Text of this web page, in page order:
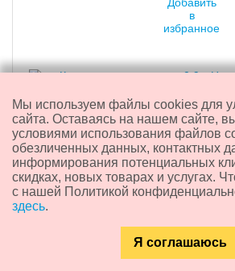
Кровать односпальная 0,9м
6 500₽
Каталог
Мы используем файлы cookies для
сайта. Оставаясь на нашем сайте,
условиями использования файлов
обезличенных данных, контактных
информирования потенциальных
скидках, новых товарах и услугах.
с нашей Политикой
здесь.
Я соглашаюсь